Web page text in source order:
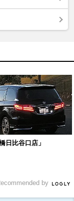
日比谷口店」
by